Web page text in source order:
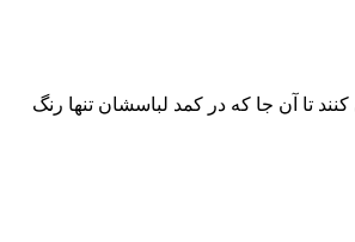
تا آن جا که در کمد لباسشان تنها رنگ